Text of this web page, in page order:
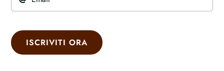
ISCRIVITI ORA